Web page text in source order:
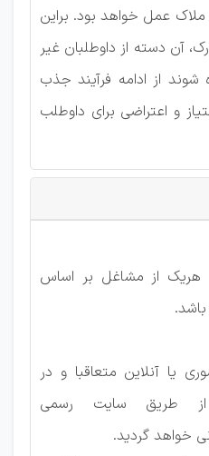
عمل خواهد بود. براین
آن دسته از داوطلبان غیر
از ادامه فرآیند جذب
و اعتراضی برای داوطلب
هریک از مشاغل بر اساس
یا آنلاین متعاقبا و در
طریق سایت رسمی